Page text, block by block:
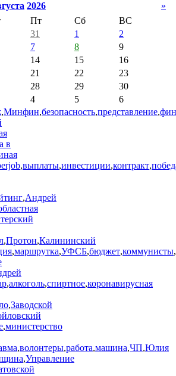
2026
»
Пт Сб
ВС
31 1
2
7 8
9
14 15
16
21 22
23
28 29
30
4 5
6
,Минфин,безопасность,представление,
в
,выплаты,инвестиции,контракт,
,Андрей
,Протон,Калининский
,маршрутка,УФСБ,бюджет,коммунисты,
,алкоголь,спиртное,коронавирусная
,Заводской
,министерство
,волонтеры,работа,машина,ЧП,Юлия
,Управление